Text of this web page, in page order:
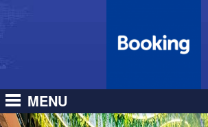
MENU